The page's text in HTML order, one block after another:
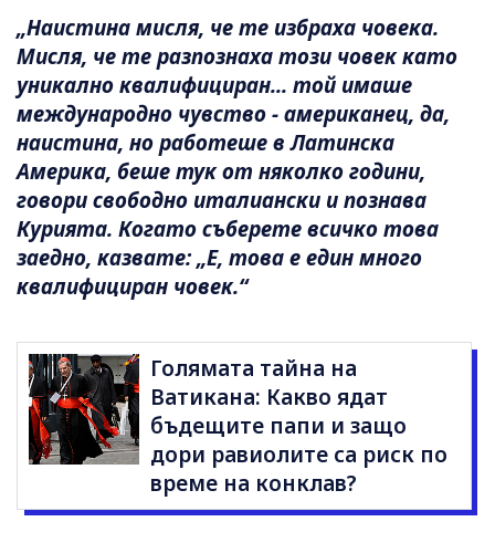
„Наистина мисля, че те избраха човека.
Мисля, че те разпознаха този човек като
уникално квалифициран... той имаше
международно чувство - американец, да,
наистина, но работеше в Латинска
Америка, беше тук от няколко години,
говори свободно италиански и познава
Курията. Когато съберете всичко това
заедно, казвате: „Е, това е един много
квалифициран човек.“
Голямата тайна на
Ватикана: Какво ядат
бъдещите папи и защо
дори равиолите са риск по
време на конклав?